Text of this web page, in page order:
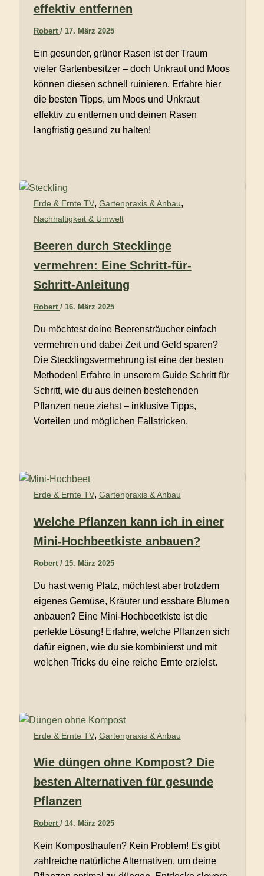
effektiv entfernen
Robert / 17. März 2025
Ein gesunder, grüner Rasen ist der Traum
vieler Gartenbesitzer – doch Unkraut und Moos
können diesen schnell ruinieren. Erfahre hier
die besten Tipps, um Moos und Unkraut
effektiv zu entfernen und deinen Rasen
langfristig gesund zu halten!
Erde & Ernte TV, Gartenpraxis & Anbau,
Nachhaltigkeit & Umwelt
Beeren durch Stecklinge
vermehren: Eine Schritt-für-
Schritt-Anleitung
Robert / 16. März 2025
Du möchtest deine Beerensträucher einfach
vermehren und dabei Zeit und Geld sparen?
Die Stecklingsvermehrung ist eine der besten
Methoden! Erfahre in unserem Guide Schritt für
Schritt, wie du aus deinen bestehenden
Pflanzen neue ziehst – inklusive Tipps,
Vorteilen und möglichen Fallstricken.
Erde & Ernte TV, Gartenpraxis & Anbau
Welche Pflanzen kann ich in einer
Mini-Hochbeetkiste anbauen?
Robert / 15. März 2025
Du hast wenig Platz, möchtest aber trotzdem
eigenes Gemüse, Kräuter und essbare Blumen
anbauen? Eine Mini-Hochbeetkiste ist die
perfekte Lösung! Erfahre, welche Pflanzen sich
dafür eignen, wie du sie kombinierst und mit
welchen Tricks du eine reiche Ernte erzielst.
Erde & Ernte TV, Gartenpraxis & Anbau
Wie düngen ohne Kompost? Die
besten Alternativen für gesunde
Pflanzen
Robert / 14. März 2025
Kein Komposthaufen? Kein Problem! Es gibt
zahlreiche natürliche Alternativen, um deine